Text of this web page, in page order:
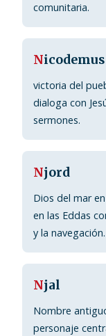
comunitaria.
Nicodemus
victoria del
dialoga con
sermones.
Njord
Dios del mar
en las Eddas
y la navegación.
Njal
Nombre
personaje